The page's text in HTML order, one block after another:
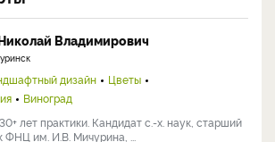
Владимирович
дизайн
Цветы
Виноград
лет практики. Кандидат с.-х. наук, старший
ФНЦ им. И.В. Мичурина, ...